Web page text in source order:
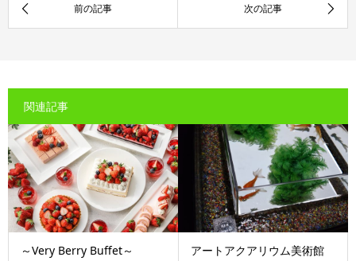
関連記事
～Very Berry Buffet～
アートアクアリウム美術館